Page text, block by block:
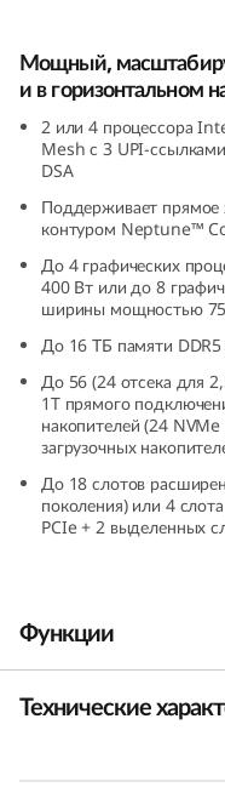
о
б
б
и
н
н
Lenovo
Мощный,
и в горизонтальном
обработки данных,
предприятий
2 или 4 процессора
Mesh с 3 UPI-
DSA
Поддерживает
контуром Neptune™
До 4 графических
400 Вт или до 8
ширины мощностью
До 16 ТБ памяти
До 56 (24 отсека для
1T прямого
накопителей (24
загрузочных
До 18 слотов
поколения) или 4
PCIe + 2 выделенных
Функции
Технические